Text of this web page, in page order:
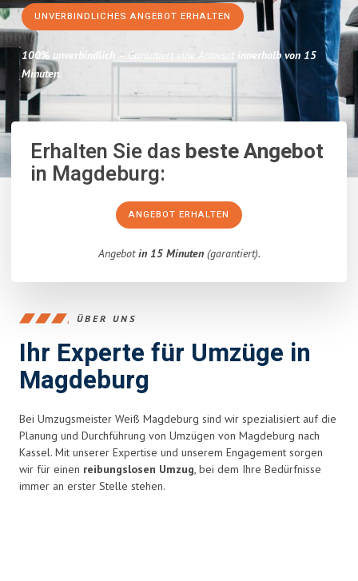
UNVERBINDLICHES ANGEBOT ERHALTEN
100% unverbindlich – Garantiert eine Antwort innerhalb von 15
Minuten.
Erhalten Sie dasbeste Angebot
in Magdeburg:
ANGEBOT ERHALTEN
Angebotin 15 Minuten(garantiert).
ÜBER UNS
Ihr Experte für Umzüge in
Magdeburg
Bei Umzugsmeister Weiß Magdeburg sind wir spezialisiert auf die
Planung und Durchführung von Umzügen von Magdeburg nach
Kassel. Mit unserer Expertise und unserem Engagement sorgen
wir für einen reibungslosen Umzug, bei dem Ihre Bedürfnisse
immer an erster Stelle stehen.